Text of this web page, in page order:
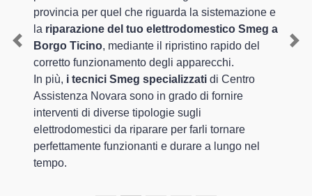
provincia per quel che riguarda la sistemazione e
la riparazione del tuo elettrodomestico Smeg a
Borgo Ticino, mediante il ripristino rapido del
corretto funzionamento degli apparecchi.
In più, i tecnici Smeg specializzati di Centro
Assistenza Novara sono in grado di fornire
interventi di diverse tipologie sugli
elettrodomestici da riparare per farli tornare
perfettamente funzionanti e durare a lungo nel
tempo.
Previous